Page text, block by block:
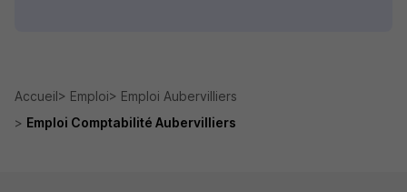
Accueil Emploi
Emploi Aubervilliers
Emploi Comptabilité Aubervilliers